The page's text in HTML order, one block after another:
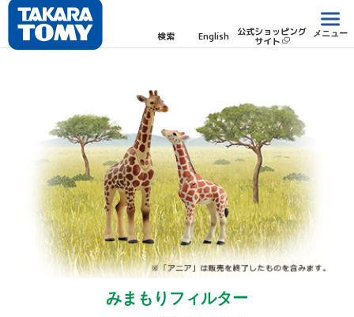
検索 English 公式ショッピング
サイト
メニュー
みまもりフィルター